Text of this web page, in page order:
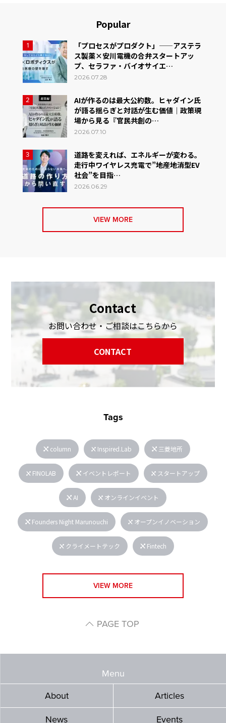
Popular
1
「プロセスがプロダクト」——アステラ
ス製薬×安川電機の合弁スタートアッ
プ、セラファ・バイオサイエ…
2026.07.28
2
AIが作るのは最大公約数。ヒャダイン氏
が語る揺らぎと対話が生む価値｜政策現
場から見る『官民共創の…
2026.07.10
3
道路を変えれば、エネルギーが変わる。
走行中ワイヤレス充電で”地産地消型EV
社会”を目指…
2026.06.29
VIEW MORE
Contact
お問い合わせ・ご相談はこちらから
CONTACT
Tags
column Inspired.Lab 三菱地所
FINOLAB イベントレポート スタートアップ
AI オンラインイベント
Founders Night Marunouchi オープンイノベーション
クライメートテック Fintech
VIEW MORE
PAGE TOP
Menu
About
Articles
News Events